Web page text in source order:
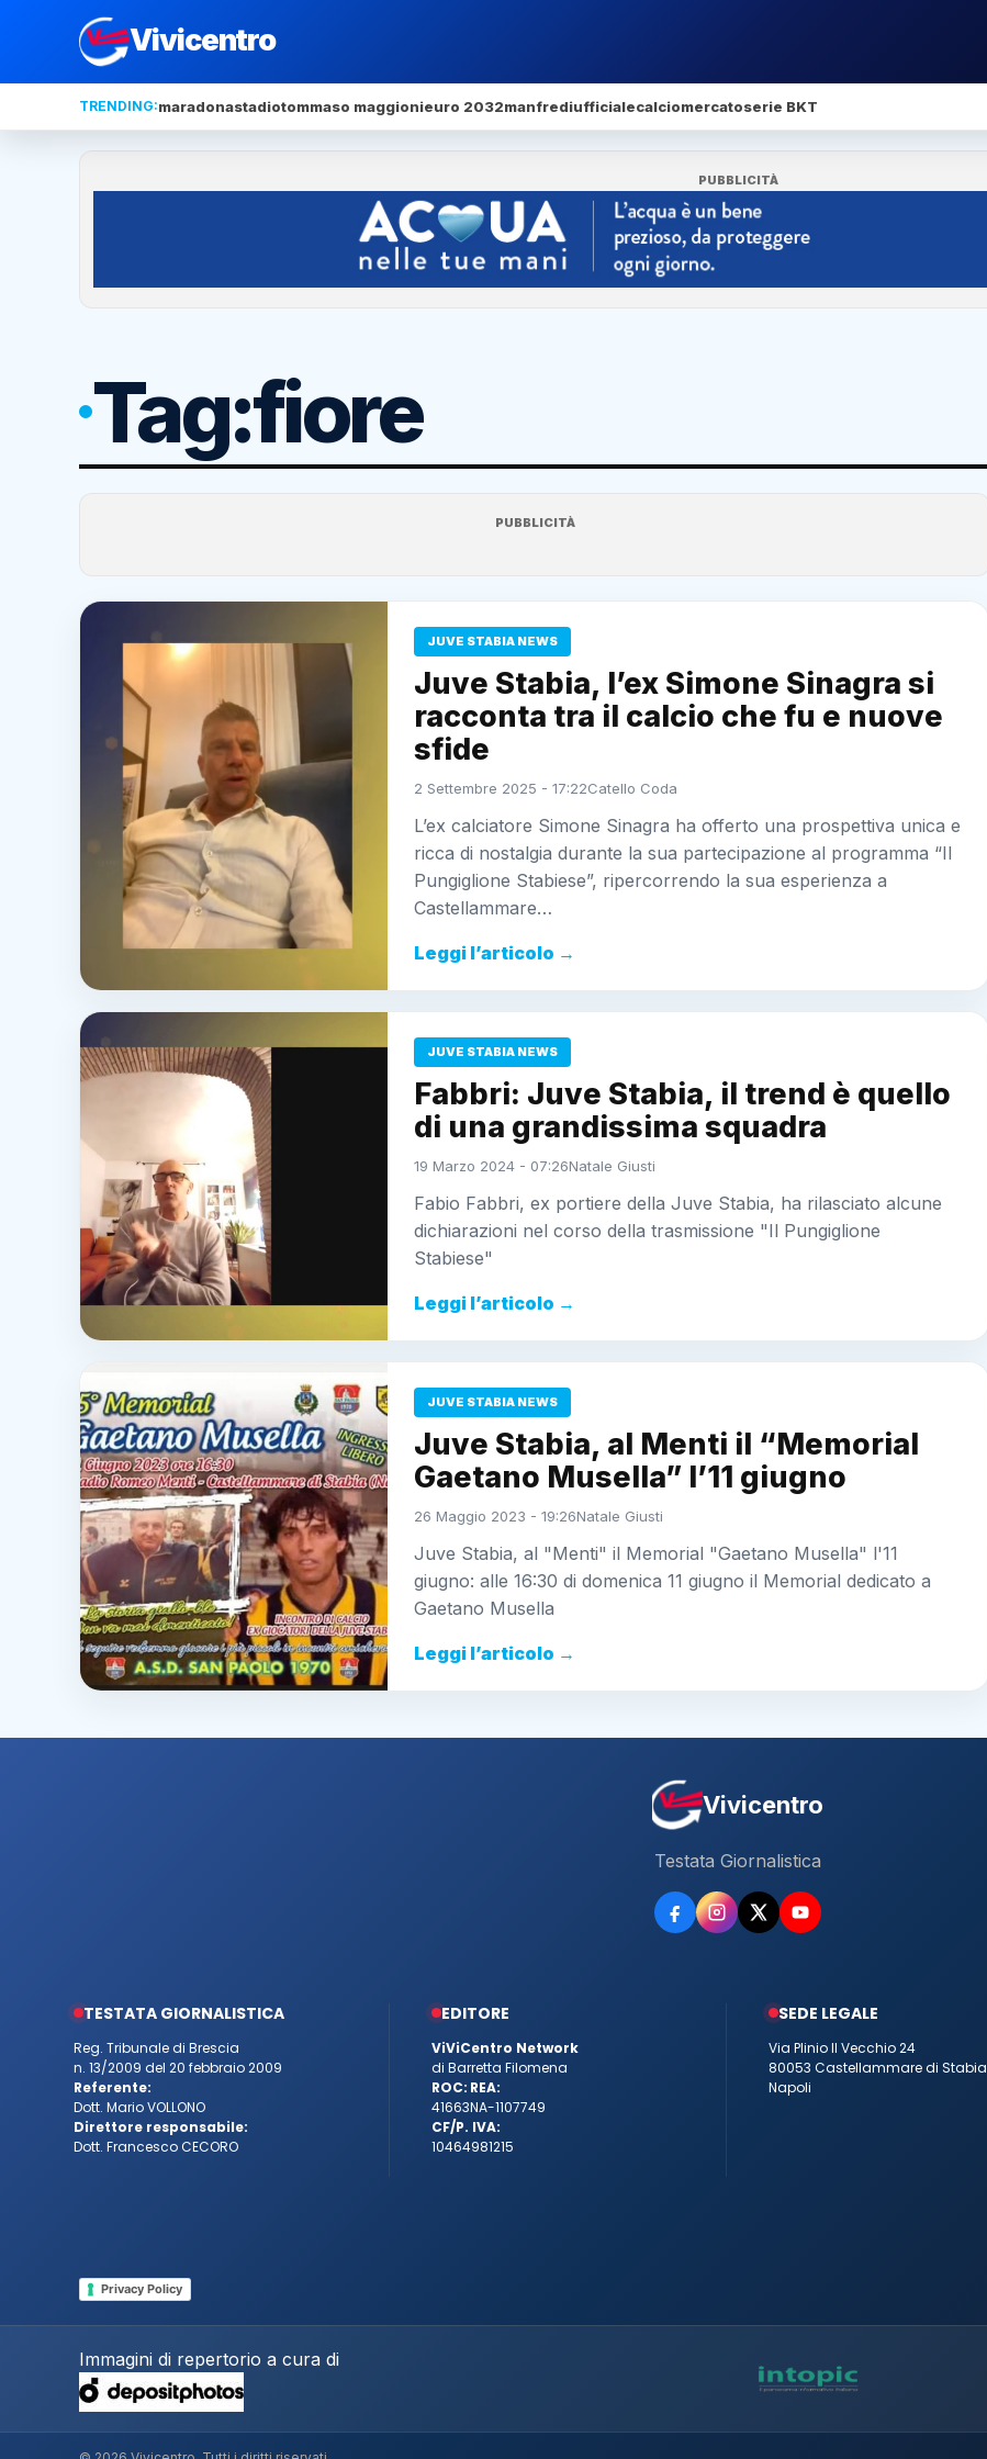
Vivicentro
TRENDING:maradonastadiotommaso maggionieuro 2032manfrediufficialecalciomercatoserie BKT
PUBBLICITÀ
Tag:fiore
PUBBLICITÀ
JUVE STABIA NEWS
Juve Stabia, l’ex Simone Sinagra si
racconta tra il calcio che fu e nuove
sfide
2 Settembre 2025 - 17:22Catello Coda
L’ex calciatore Simone Sinagra ha offerto una prospettiva unica e
ricca di nostalgia durante la sua partecipazione al programma “Il
Pungiglione Stabiese”, ripercorrendo la sua esperienza a
Castellammare…
Leggi l’articolo →
JUVE STABIA NEWS
Fabbri: Juve Stabia, il trend è quello
di una grandissima squadra
19 Marzo 2024 - 07:26Natale Giusti
Fabio Fabbri, ex portiere della Juve Stabia, ha rilasciato alcune
dichiarazioni nel corso della trasmissione "Il Pungiglione
Stabiese"
Leggi l’articolo →
JUVE STABIA NEWS
Juve Stabia, al Menti il “Memorial
Gaetano Musella” l’11 giugno
26 Maggio 2023 - 19:26Natale Giusti
Juve Stabia, al "Menti" il Memorial "Gaetano Musella" l'11
giugno: alle 16:30 di domenica 11 giugno il Memorial dedicato a
Gaetano Musella
Leggi l’articolo →
Vivicentro
Testata Giornalistica
TESTATA GIORNALISTICA
Reg. Tribunale di Brescia
n. 13/2009 del 20 febbraio 2009
Referente:
Dott. Mario VOLLONO
Direttore responsabile:
Dott. Francesco CECORO
EDITORE
ViViCentro Network
di Barretta Filomena
ROC:
41663
REA:
NA-1107749
CF/P. IVA:
10464981215
SEDE LEGALE
Via Plinio Il Vecchio 24
80053 Castellammare di Stabia
Napoli
Privacy Policy
Immagini di repertorio a cura di